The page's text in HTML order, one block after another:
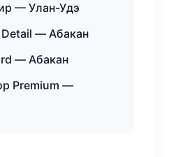
— Улан-Удэ
— Абакан
— Абакан
Premium —